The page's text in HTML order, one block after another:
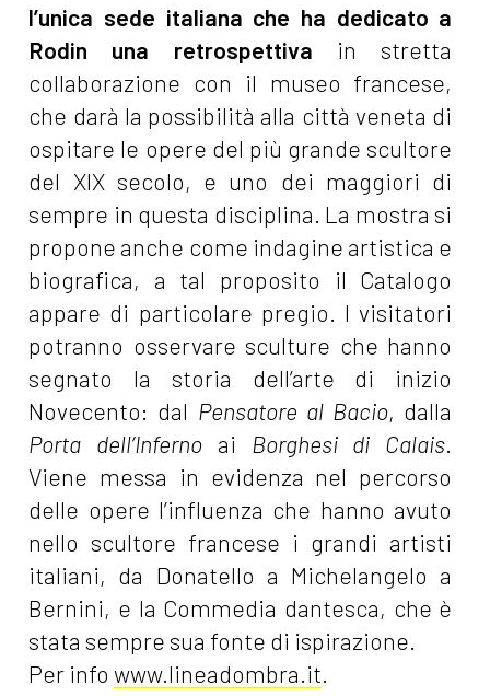
l’unica sede italiana che ha dedicato a
Rodin una retrospettiva in stretta
collaborazione con il museo francese,
che darà la possibilità alla città veneta di
ospitare le opere del più grande scultore
del XIX secolo, e uno dei maggiori di
sempre in questa disciplina. La mostra si
propone anche come indagine artistica e
biografica, a tal proposito il Catalogo
appare di particolare pregio. I visitatori
potranno osservare sculture che hanno
segnato la storia dell’arte di inizio
Novecento: dal Pensatore al Bacio, dalla
Porta dell’Inferno ai Borghesi di Calais.
Viene messa in evidenza nel percorso
delle opere l’influenza che hanno avuto
nello scultore francese i grandi artisti
italiani, da Donatello a Michelangelo a
Bernini, e la Commedia dantesca, che è
stata sempre sua fonte di ispirazione.
Per infowww.lineadombra.it.